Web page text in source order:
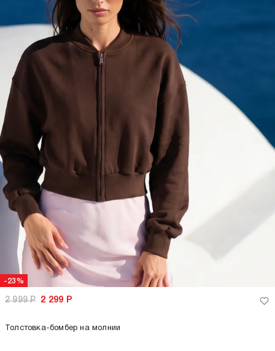
-23%
2 999Р 2 299 Р
Толстовка-бомбер на молнии